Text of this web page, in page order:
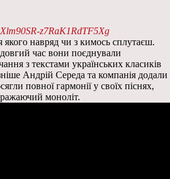
z7RaK1RdTF5Xg
якого навряд чи з кимось сплутаєш.
час вони поєднували
з текстами українських класиків
Андрій Середа та компанія додали
повної гармонії у своїх піснях,
моноліт.